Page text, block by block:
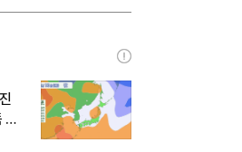
트
트
박